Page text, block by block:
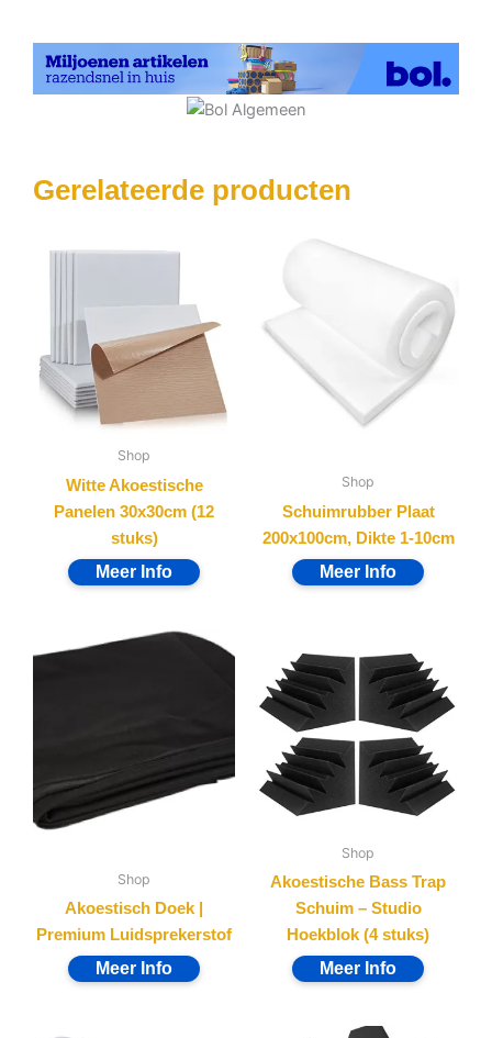
Gerelateerde producten
Shop
Witte Akoestische
Panelen 30x30cm (12
stuks)
Shop
Schuimrubber Plaat
200x100cm, Dikte 1-10cm
Shop
Akoestisch Doek |
Premium Luidsprekerstof
Shop
Akoestische Bass Trap
Schuim – Studio
Hoekblok (4 stuks)